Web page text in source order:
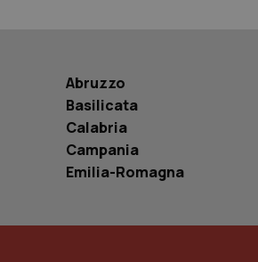
Abruzzo
Basilicata
Calabria
Campania
Emilia-Romagna